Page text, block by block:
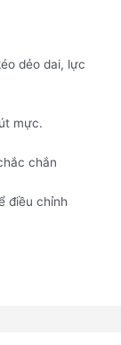
dẻo dai, lực
mực.
chắn
điều chỉnh